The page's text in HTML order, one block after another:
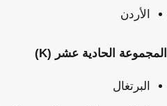
الأردن
المجموعة الحادية عشر (K)
البرتغال